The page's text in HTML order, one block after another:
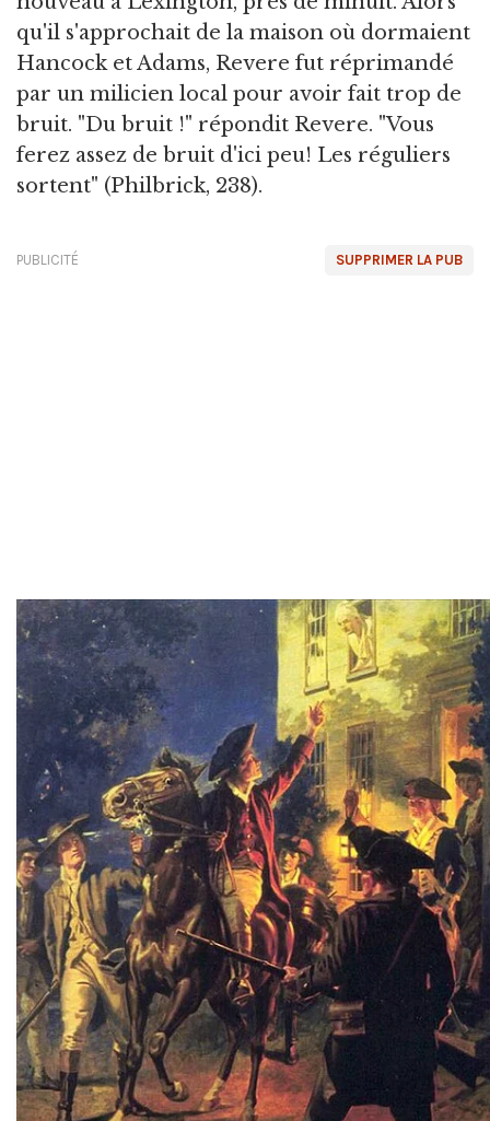
qu'il s'approchait de la maison où dormaient
Hancock et Adams, Revere fut réprimandé
par un milicien local pour avoir fait trop de
bruit. "Du bruit !" répondit Revere. "Vous
ferez assez de bruit d'ici peu! Les réguliers
sortent" (Philbrick, 238).
SUPPRIMER LA PUB
PUBLICITÉ